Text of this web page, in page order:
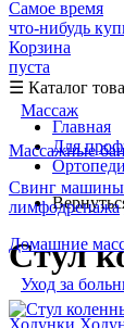
Самое время
что-нибудь
Корзина
пуста
☰ Каталог
Массаж
Массажные
Свинг машины
лимфодренажа
Домашние
Уход за
Ходунки
Главная
Для
Стул